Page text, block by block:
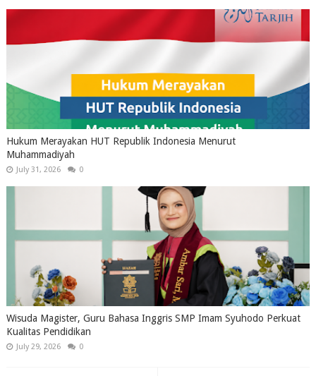
Hukum Merayakan HUT Republik Indonesia Menurut
Muhammadiyah
July 31, 2026 0
Wisuda Magister, Guru Bahasa Inggris SMP Imam Syuhodo Perkuat
Kualitas Pendidikan
July 29, 2026 0